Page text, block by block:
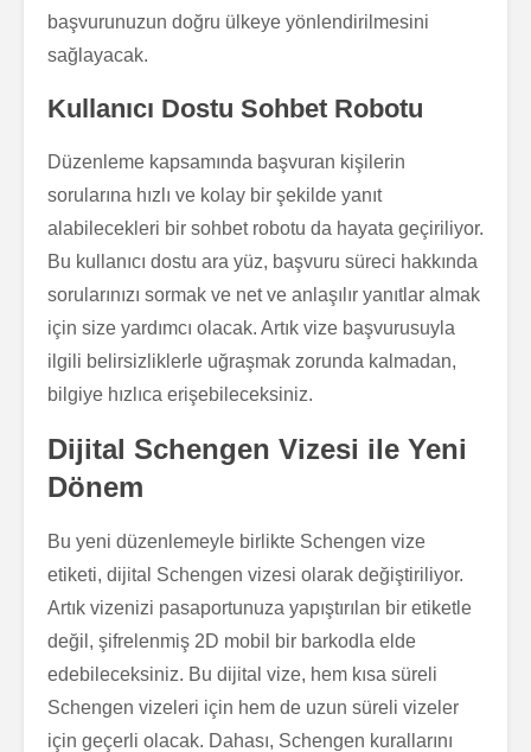
başvurunuzun doğru ülkeye yönlendirilmesini
sağlayacak.
Kullanıcı Dostu Sohbet Robotu
Düzenleme kapsamında başvuran kişilerin
sorularına hızlı ve kolay bir şekilde yanıt
alabilecekleri bir sohbet robotu da hayata geçiriliyor.
Bu kullanıcı dostu ara yüz, başvuru süreci hakkında
sorularınızı sormak ve net ve anlaşılır yanıtlar almak
için size yardımcı olacak. Artık vize başvurusuyla
ilgili belirsizliklerle uğraşmak zorunda kalmadan,
bilgiye hızlıca erişebileceksiniz.
Dijital Schengen Vizesi ile Yeni
Dönem
Bu yeni düzenlemeyle birlikte Schengen vize
etiketi, dijital Schengen vizesi olarak değiştiriliyor.
Artık vizenizi pasaportunuza yapıştırılan bir etiketle
değil, şifrelenmiş 2D mobil bir barkodla elde
edebileceksiniz. Bu dijital vize, hem kısa süreli
Schengen vizeleri için hem de uzun süreli vizeler
için geçerli olacak. Dahası, Schengen kurallarını